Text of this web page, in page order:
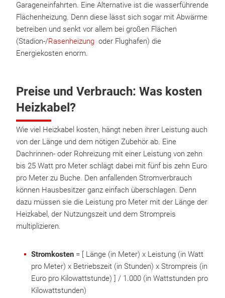
Garageneinfahrten. Eine Alternative ist die wasserführende
Flächenheizung. Denn diese lässt sich sogar mit Abwärme
betreiben und senkt vor allem bei großen Flächen
(Stadion-/Rasenheizung oder Flughafen) die
Energiekosten enorm.
Preise und Verbrauch: Was kosten
Heizkabel?
Wie viel Heizkabel kosten, hängt neben ihrer Leistung auch
von der Länge und dem nötigen Zubehör ab. Eine
Dachrinnen- oder Rohreizung mit einer Leistung von zehn
bis 25 Watt pro Meter schlägt dabei mit fünf bis zehn Euro
pro Meter zu Buche. Den anfallenden Stromverbrauch
können Hausbesitzer ganz einfach überschlagen. Denn
dazu müssen sie die Leistung pro Meter mit der Länge der
Heizkabel, der Nutzungszeit und dem Strompreis
multiplizieren.
Stromkosten = [ Länge (in Meter) x Leistung (in Watt
pro Meter) x Betriebszeit (in Stunden) x Strompreis (in
Euro pro Kilowattstunde) ] / 1.000 (in Wattstunden pro
Kilowattstunden)